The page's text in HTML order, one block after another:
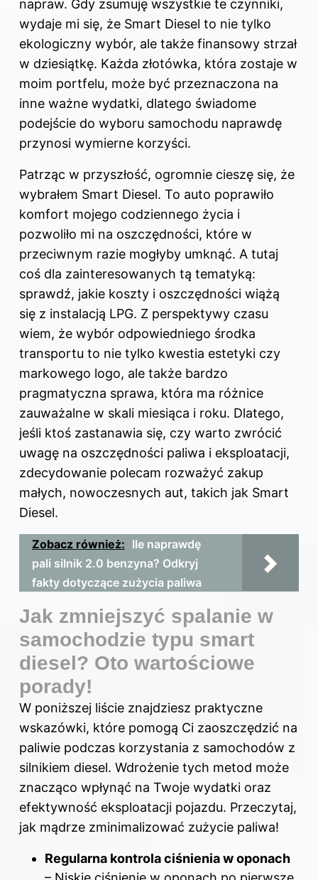
napraw. Gdy zsumuję wszystkie te czynniki,
wydaje mi się, że Smart Diesel to nie tylko
ekologiczny wybór, ale także finansowy strzał
w dziesiątkę. Każda złotówka, która zostaje w
moim portfelu, może być przeznaczona na
inne ważne wydatki, dlatego świadome
podejście do wyboru samochodu naprawdę
przynosi wymierne korzyści.
Patrząc w przyszłość, ogromnie cieszę się, że
wybrałem Smart Diesel. To auto poprawiło
komfort mojego codziennego życia i
pozwoliło mi na oszczędności, które w
przeciwnym razie mogłyby umknąć. A tutaj
coś dla zainteresowanych tą tematyką:
sprawdź, jakie koszty i oszczędności wiążą
się z instalacją LPG. Z perspektywy czasu
wiem, że wybór odpowiedniego środka
transportu to nie tylko kwestia estetyki czy
markowego logo, ale także bardzo
pragmatyczna sprawa, która ma różnice
zauważalne w skali miesiąca i roku. Dlatego,
jeśli ktoś zastanawia się, czy warto zwrócić
uwagę na oszczędności paliwa i eksploatacji,
zdecydowanie polecam rozważyć zakup
małych, nowoczesnych aut, takich jak Smart
Diesel.
Zobacz również: Ile naprawdę
pali silnik 2.0 benzyna? Odkryj
fakty dotyczące zużycia paliwa
Jak zmniejszyć spalanie w
samochodzie typu smart
diesel? Oto wartościowe
porady!
W poniższej liście znajdziesz praktyczne
wskazówki, które pomogą Ci zaoszczędzić na
paliwie podczas korzystania z samochodów z
silnikiem diesel. Wdrożenie tych metod może
znacząco wpłynąć na Twoje wydatki oraz
efektywność eksploatacji pojazdu. Przeczytaj,
jak mądrze zminimalizować zużycie paliwa!
Regularna kontrola ciśnienia w oponach